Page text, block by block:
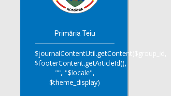
Primăria Teiu
$journalContentUtil.getContent($group_id,
$footerContent.getArticleId(),
"", "$locale",
$theme_display)